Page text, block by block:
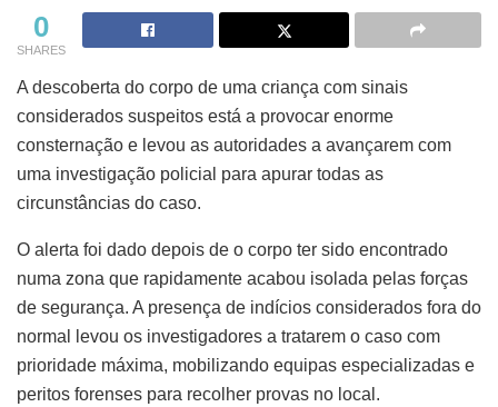
0
SHARES
A descoberta do corpo de uma criança com sinais
considerados suspeitos está a provocar enorme
consternação e levou as autoridades a avançarem com
uma investigação policial para apurar todas as
circunstâncias do caso.
O alerta foi dado depois de o corpo ter sido encontrado
numa zona que rapidamente acabou isolada pelas forças
de segurança. A presença de indícios considerados fora do
normal levou os investigadores a tratarem o caso com
prioridade máxima, mobilizando equipas especializadas e
peritos forenses para recolher provas no local.